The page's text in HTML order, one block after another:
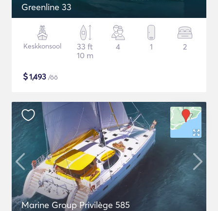
Greenline 33
Keskkonsool
33 ft
10 m
4 1 2
$1,493 /öö
Marine Group Privilège 585